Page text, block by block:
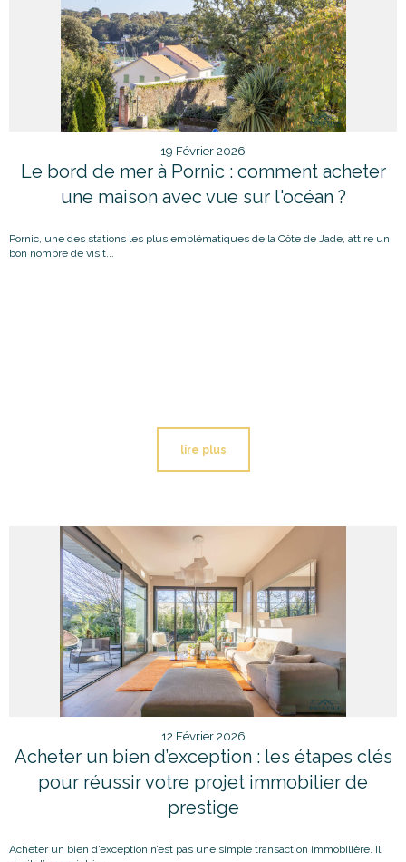
19 Février 2026
Le bord de mer à Pornic : comment acheter
une maison avec vue sur l'océan ?
Pornic, une des stations les plus emblématiques de la Côte de Jade, attire un
bon nombre de visit...
lire plus
12 Février 2026
Acheter un bien d’exception : les étapes clés
pour réussir votre projet immobilier de
prestige
Acheter un bien d’exception n’est pas une simple transaction immobilière. Il